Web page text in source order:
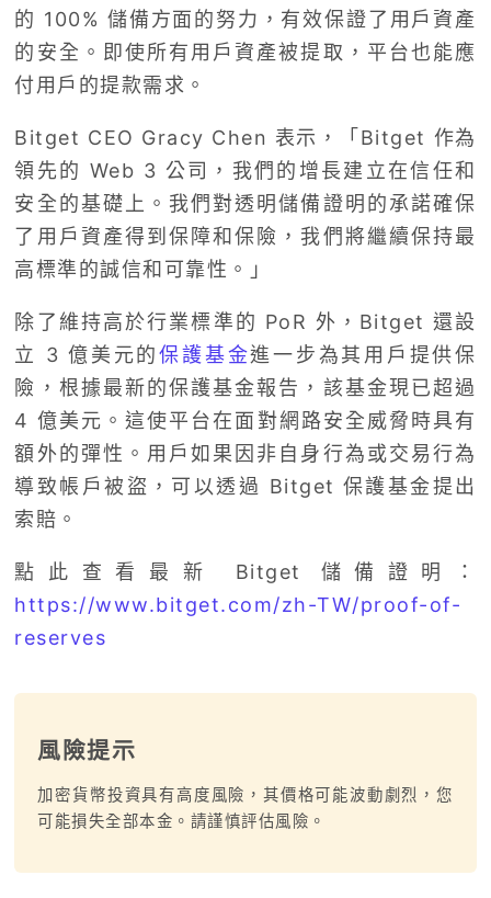
的 100% 儲備方面的努力，有效保證了用戶資產
的安全。即使所有用戶資產被提取，平台也能應
付用戶的提款需求。
Bitget CEO Gracy Chen 表示，「Bitget 作為
領先的 Web 3 公司，我們的增長建立在信任和
安全的基礎上。我們對透明儲備證明的承諾確保
了用戶資產得到保障和保險，我們將繼續保持最
高標準的誠信和可靠性。」
除了維持高於行業標準的 PoR 外，Bitget 還設
立 3 億美元的保護基金進一步為其用戶提供保
險，根據最新的保護基金報告，該基金現已超過
4 億美元。這使平台在面對網路安全威脅時具有
額外的彈性。用戶如果因非自身行為或交易行為
導致帳戶被盜，可以透過 Bitget 保護基金提出
索賠。
點此查看最新 Bitget 儲備證明：
https://www.bitget.com/zh-TW/proof-of-
reserves
風險提示
加密貨幣投資具有高度風險，其價格可能波動劇烈，您
可能損失全部本金。請謹慎評估風險。